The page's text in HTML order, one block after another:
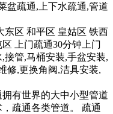
盆疏通,上下水疏通,管道
东区 和平区 皇姑区 铁西
上门疏通30分钟上门
接管,马桶安装,手盆安装,
修,更换角阀,洁具安装,
有世界的大中小型管道
疏通各类管道。 疏通